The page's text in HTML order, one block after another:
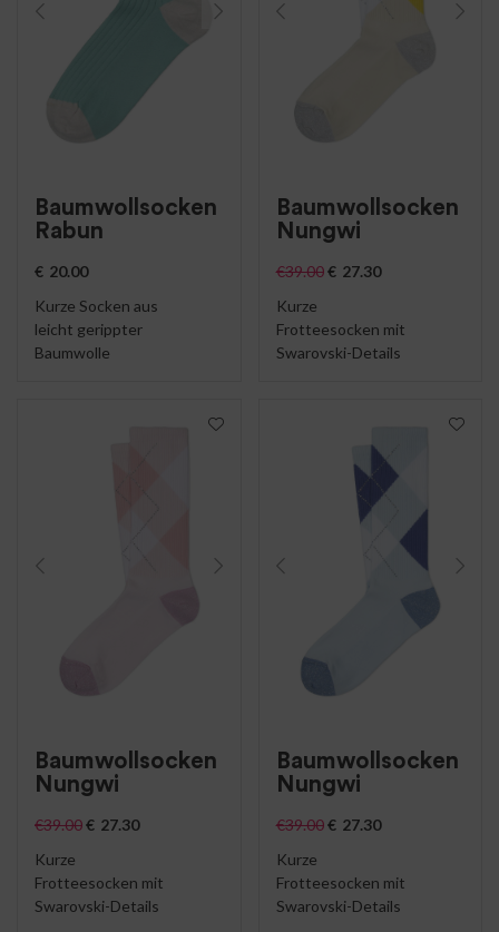
Baumwollsocken
Rabun
€ 20.00
Kurze Socken aus
leicht gerippter
Baumwolle
Baumwollsocken
Nungwi
€39.00 € 27.30
Kurze
Frotteesocken mit
Swarovski-Details
Baumwollsocken
Nungwi
€39.00€ 27.30
Kurze
Frotteesocken mit
Swarovski-Details
Baumwollsocken
Nungwi
€39.00 € 27.30
Kurze
Frotteesocken mit
Swarovski-Details